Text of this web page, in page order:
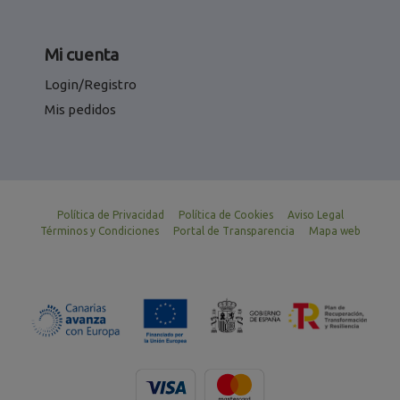
Mi cuenta
Login/Registro
Mis pedidos
Política de Privacidad Política de Cookies
Aviso Legal
Términos y Condiciones
Portal de Transparencia Mapa web